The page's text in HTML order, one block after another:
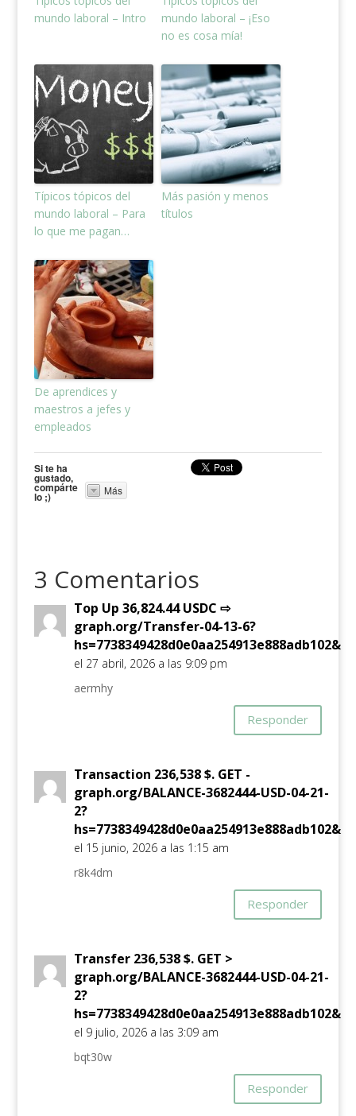
mundo laboral – Intro
mundo laboral – ¡Eso
no es cosa mía!
Típicos tópicos del
mundo laboral – Para
lo que me pagan…
Más pasión y menos
títulos
De aprendices y
maestros a jefes y
empleados
Si te ha
gustado,
compárte
lo ;) Más
3 Comentarios
Top Up 36,824.44 USDC ⇨
graph.org/Transfer-04-13-6?
hs=7738349428d0e0aa254913e888adb102&
el 27 abril, 2026 a las 9:09 pm
aermhy
Responder
Transaction 236,538 $. GET -
graph.org/BALANCE-3682444-USD-04-21-
2?
hs=7738349428d0e0aa254913e888adb102&
el 15 junio, 2026 a las 1:15 am
r8k4dm
Responder
Transfer 236,538 $. GET >
graph.org/BALANCE-3682444-USD-04-21-
2?
hs=7738349428d0e0aa254913e888adb102&
el 9 julio, 2026 a las 3:09 am
bqt30w
Responder